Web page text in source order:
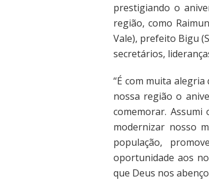
prestigiando o
região, como
Vale), prefeito Bigu
secretários,
“É com muita
nossa região o
comemorar.
modernizar nosso
população,
oportunidade aos
que Deus nos